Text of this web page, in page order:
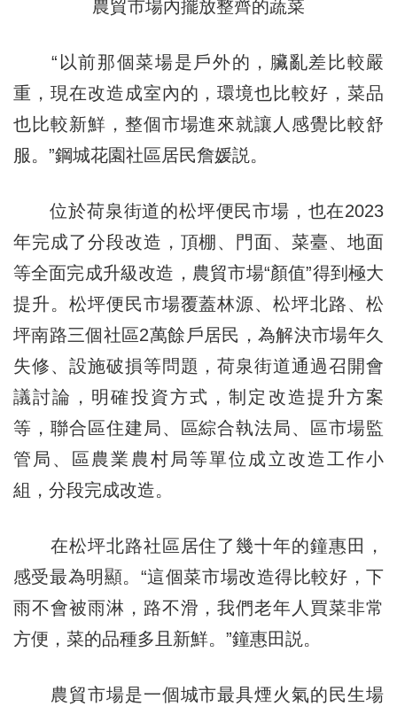
農貿市場內擺放整齊的蔬菜
“以前那個菜場是戶外的，臟亂差比較嚴
重，現在改造成室內的，環境也比較好，菜品
也比較新鮮，整個市場進來就讓人感覺比較舒
服。”鋼城花園社區居民詹媛説。
位於荷泉街道的松坪便民市場，也在2023
年完成了分段改造，頂棚、門面、菜臺、地面
等全面完成升級改造，農貿市場“顏值”得到極大
提升。松坪便民市場覆蓋林源、松坪北路、松
坪南路三個社區2萬餘戶居民，為解決市場年久
失修、設施破損等問題，荷泉街道通過召開會
議討論，明確投資方式，制定改造提升方案
等，聯合區住建局、區綜合執法局、區市場監
管局、區農業農村局等單位成立改造工作小
組，分段完成改造。
在松坪北路社區居住了幾十年的鐘惠田，
感受最為明顯。“這個菜市場改造得比較好，下
雨不會被雨淋，路不滑，我們老年人買菜非常
方便，菜的品種多且新鮮。”鐘惠田説。
農貿市場是一個城市最具煙火氣的民生場